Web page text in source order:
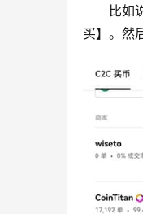
比如
买】。然